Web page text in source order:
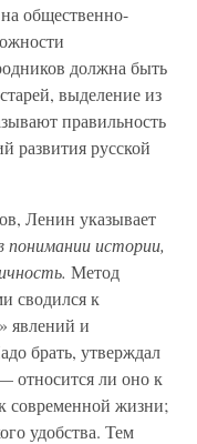
общественно-
должна быть
выделение из
правильность
развития русской
Ленин указывает
понимании истории,
Метод
сводился к
явлений и
брать, утверждал
относится ли оно к
современной жизни;
удобства. Тем